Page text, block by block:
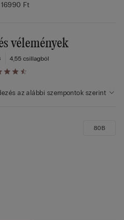
16990 Ft
vélemények
4,55 csillagból
az alábbi szempontok szerint
80B